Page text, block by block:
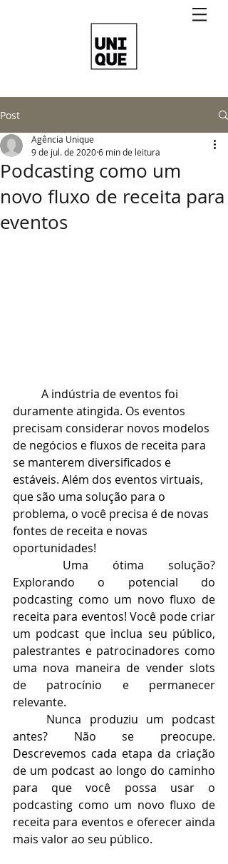
Post
Podcasting como um
novo fluxo de receita para
eventos
Agência Unique
9 de jul. de 20206 min de leitura
A indústria de eventos foi
duramente atingida. Os eventos
precisam considerar novos modelos
de negócios e fluxos de receita para
se manterem diversificados e
estáveis. Além dos eventos virtuais,
que são uma solução para o
problema, o você precisa é de novas
fontes de receita e novas
oportunidades!
Uma ótima solução?
Explorando o potencial do
podcasting como um novo fluxo de
receita para eventos! Você pode criar
um podcast que inclua seu público,
palestrantes e patrocinadores como
uma nova maneira de vender slots
de patrocínio e permanecer
relevante.
Nunca produziu um podcast
antes? Não se preocupe.
Descrevemos cada etapa da criação
de um podcast ao longo do caminho
para que você possa usar o
podcasting como um novo fluxo de
receita para eventos e oferecer ainda
mais valor ao seu público.